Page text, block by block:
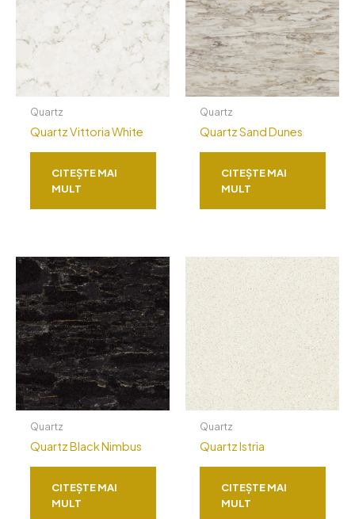
Quartz
Quartz Vittoria White
CITEȘTE MAI
MULT
Quartz
Quartz Sand Dunes
CITEȘTE MAI
MULT
Quartz
Quartz Black Nimbus
CITEȘTE MAI
MULT
Quartz
Quartz Istria
CITEȘTE MAI
MULT